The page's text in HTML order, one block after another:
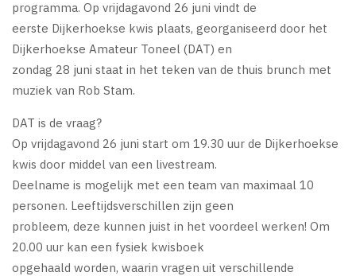
programma. Op vrijdagavond 26 juni vindt de
eerste Dijkerhoekse kwis plaats, georganiseerd door het
Dijkerhoekse Amateur Toneel (DAT) en
zondag 28 juni staat in het teken van de thuis brunch met
muziek van Rob Stam.
DAT is de vraag?
Op vrijdagavond 26 juni start om 19.30 uur de Dijkerhoekse
kwis door middel van een livestream.
Deelname is mogelijk met een team van maximaal 10
personen. Leeftijdsverschillen zijn geen
probleem, deze kunnen juist in het voordeel werken! Om
20.00 uur kan een fysiek kwisboek
opgehaald worden, waarin vragen uit verschillende